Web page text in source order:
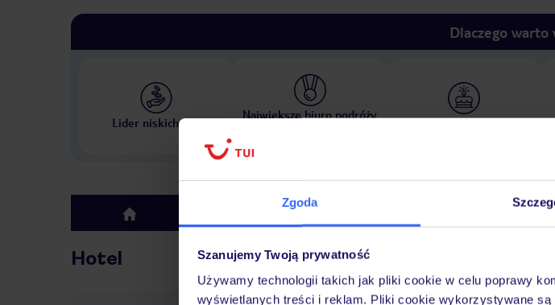
Zgoda
Szanujemy Twoją prywatność
Używamy technologii takich jak pliki cookie w celu poprawy
wyświetlanych treści i reklam. Pliki cookie wykorzystywane
Dlaczego warto
Lider niskich cen
Największe biuro podróży
30 lat w Polsce
top
Hotel